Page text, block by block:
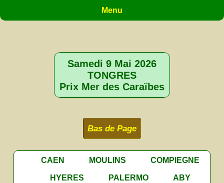
Menu
Samedi 9 Mai 2026
TONGRES
Prix Mer des Caraïbes
Bas de Page
CAEN MOULINS
COMPIEGNE
HYERES
PALERMO
ABY